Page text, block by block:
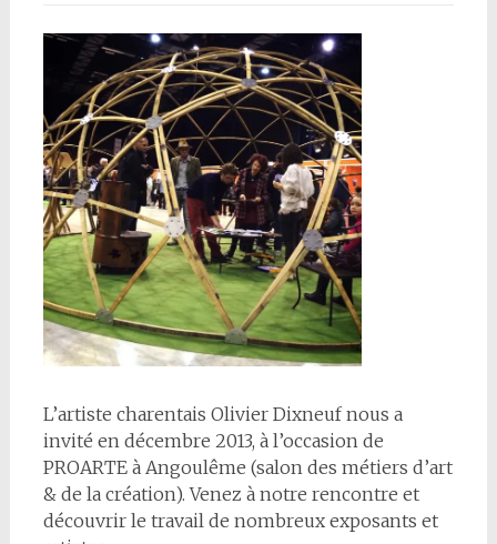
L’artiste charentais Olivier Dixneuf nous a
invité en décembre 2013, à l’occasion de
PROARTE à Angoulême (salon des métiers d’art
& de la création). Venez à notre rencontre et
découvrir le travail de nombreux exposants et